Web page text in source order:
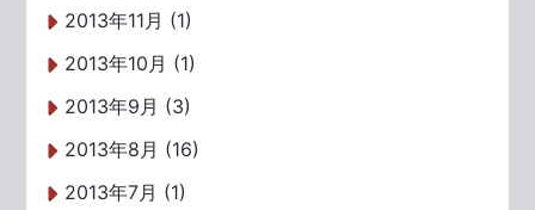
2013年11月 (1)
2013年10月 (1)
2013年9月 (3)
2013年8月 (16)
2013年7月 (1)